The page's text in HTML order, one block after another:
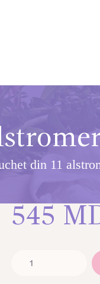
din 11
545